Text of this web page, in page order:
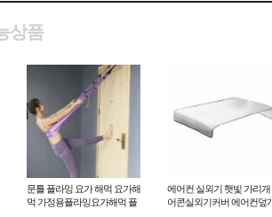
상품
문틀 플라잉 요가 해먹 요가해
먹 가정용플라잉요가해먹 플
에어컨 실외기 햇빛 가리개
어콘실외기커버 에어컨덮